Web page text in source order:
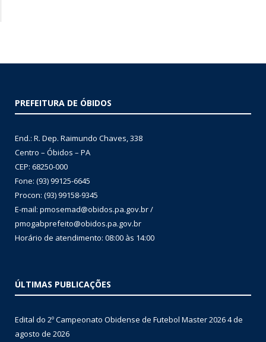
PREFEITURA DE ÓBIDOS
End.: R. Dep. Raimundo Chaves, 338
Centro – Óbidos – PA
CEP: 68250-000
Fone: (93) 99125-6645
Procon: (93) 99158-9345
E-mail: pmosemad@obidos.pa.gov.br /
pmogabprefeito@obidos.pa.gov.br
Horário de atendimento: 08:00 às 14:00
ÚLTIMAS PUBLICAÇÕES
Edital do 2º Campeonato Obidense de Futebol Master 20264 de
agosto de 2026